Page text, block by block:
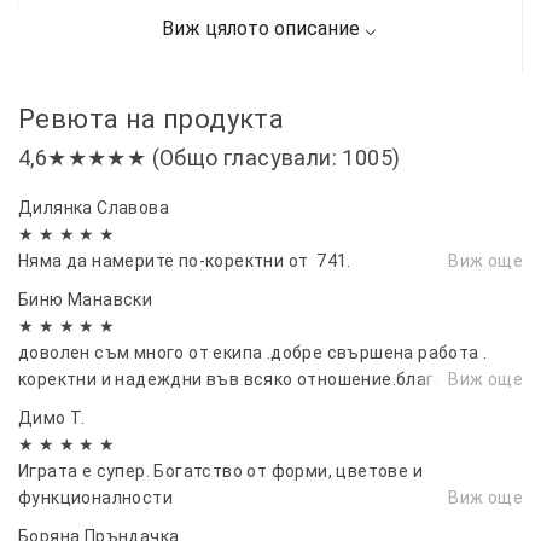
Ревюта на продукта
4,6★★★★★ (Общо гласували: 1005)
Дилянка Славова
★ ★ ★ ★ ★
Няма да намерите по-коректни от 741.
Виж още
Биню Манавски
★ ★ ★ ★ ★
доволен съм много от екипа .добре свършена работа .
коректни и надеждни във всяко отношение.благодаря...
Виж още
Димо Т.
★ ★ ★ ★ ★
Играта е супер. Богатство от форми, цветове и
функционалности
Виж още
Боряна Пръндачка